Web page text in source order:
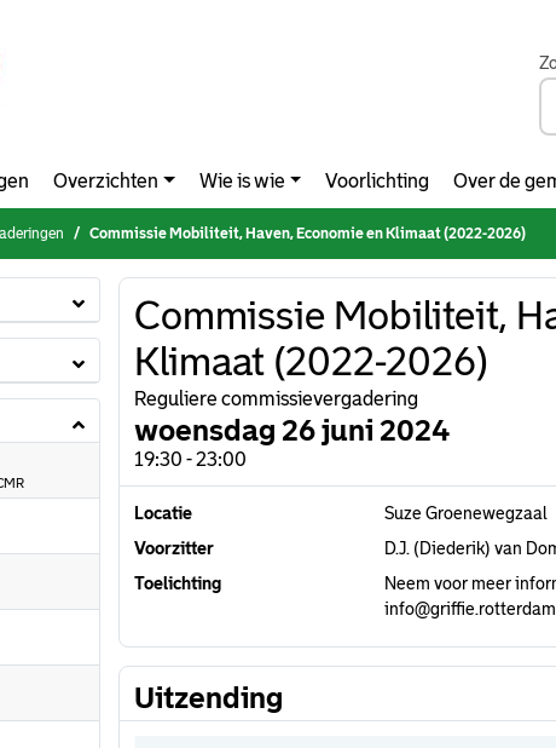
Overzichten Wie is wie Voorlichting Over de
Commissie Mobiliteit, Haven, Economie en Klimaat (2022-2026)
Commissie Mobiliteit,
Klimaat (2022-2026)
Reguliere commissievergadering
woensdag 26 juni 2024
19:30 - 23:00
Locatie
Suze Groenewegzaal
Voorzitter
D.J. (Diederik) van
Toelichting
Neem voor meer
Uitzending